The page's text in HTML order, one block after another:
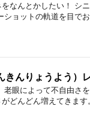
なんとかしたい！ シ
ョットの軌道を目で
んりょうよう）
眼によって不自由さ
どんどん増えてきま